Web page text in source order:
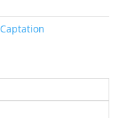
Captation